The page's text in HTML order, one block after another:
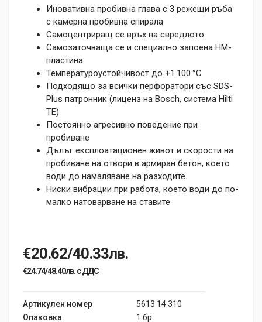
Иновативна пробивна глава с 3 режещи ръба
с камерна пробивна спирала
Самоцентриращ се връх на свредлото
Самозаточваща се и специално запоена НМ-
пластина
Температуроустойчивост до +1.100 °C
Подходящо за всички перфоратори със SDS-
Plus патронник (лиценз на Bosch, система Hilti
TE)
Постоянно агресивно поведение при
пробиване
Дълъг експлоатационен живот и скорости на
пробиване на отвори в армиран бетон, което
води до намаляване на разходите
Ниски вибрации при работа, което води до по-
малко натоварване на ставите
€20.62/40.33лв.
€24.74/48.40лв. с ДДС
Артикулен номер
5613 14 310
Опаковка
1 бр.